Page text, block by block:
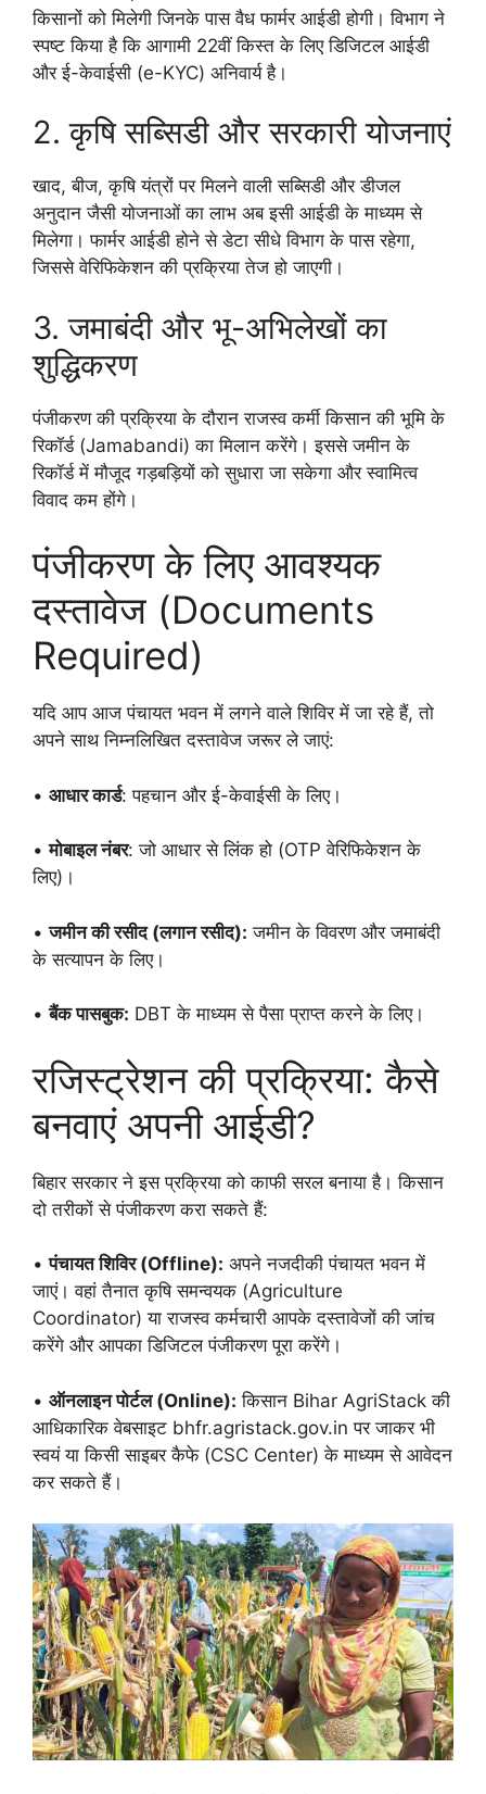
किसानों को मिलेगी जिनके पास वैध फार्मर आईडी होगी। विभाग ने
स्पष्ट किया है कि आगामी 22वीं किस्त के लिए डिजिटल आईडी
और ई-केवाईसी (e-KYC) अनिवार्य है।
2. कृषि सब्सिडी और सरकारी योजनाएं
खाद, बीज, कृषि यंत्रों पर मिलने वाली सब्सिडी और डीजल
अनुदान जैसी योजनाओं का लाभ अब इसी आईडी के माध्यम से
मिलेगा। फार्मर आईडी होने से डेटा सीधे विभाग के पास रहेगा,
जिससे वेरिफिकेशन की प्रक्रिया तेज हो जाएगी।
3. जमाबंदी और भू-अभिलेखों का
शुद्धिकरण
पंजीकरण की प्रक्रिया के दौरान राजस्व कर्मी किसान की भूमि के
रिकॉर्ड (Jamabandi) का मिलान करेंगे। इससे जमीन के
रिकॉर्ड में मौजूद गड़बड़ियों को सुधारा जा सकेगा और स्वामित्व
विवाद कम होंगे।
पंजीकरण के लिए आवश्यक
दस्तावेज (Documents
Required)
यदि आप आज पंचायत भवन में लगने वाले शिविर में जा रहे हैं, तो
अपने साथ निम्नलिखित दस्तावेज जरूर ले जाएं:
• आधार कार्ड: पहचान और ई-केवाईसी के लिए।
•मोबाइल नंबर: जो आधार से लिंक हो (OTP वेरिफिकेशन के
लिए)।
•जमीन की रसीद (लगान रसीद): जमीन के विवरण और जमाबंदी
के सत्यापन के लिए।
•बैंक पासबुक: DBT के माध्यम से पैसा प्राप्त करने के लिए।
रजिस्ट्रेशन की प्रक्रिया: कैसे
बनवाएं अपनी आईडी?
बिहार सरकार ने इस प्रक्रिया को काफी सरल बनाया है। किसान
दो तरीकों से पंजीकरण करा सकते हैं:
•पंचायत शिविर (Offline): अपने नजदीकी पंचायत भवन में
जाएं। वहां तैनात कृषि समन्वयक (Agriculture
Coordinator) या राजस्व कर्मचारी आपके दस्तावेजों की जांच
करेंगे और आपका डिजिटल पंजीकरण पूरा करेंगे।
• ऑनलाइन पोर्टल (Online): किसान Bihar AgriStack की
आधिकारिक वेबसाइट bhfr.agristack.gov.in पर जाकर भी
स्वयं या किसी साइबर कैफे (CSC Center) के माध्यम से आवेदन
कर सकते हैं।